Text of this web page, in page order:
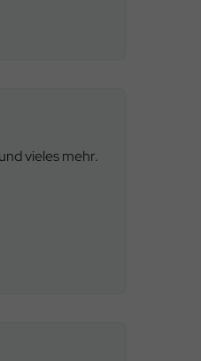
vieles mehr.